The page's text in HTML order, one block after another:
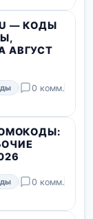
— КОДЫ
АВГУСТ
0 комм.
0 комм.